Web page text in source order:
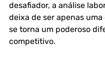
desafiador, a análise
deixa de ser apenas
se torna um poderoso
competitivo.